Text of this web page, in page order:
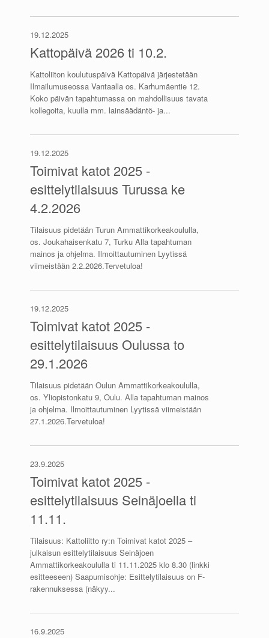
19.12.2025
Kattopäivä 2026 ti 10.2.
Kattoliiton koulutuspäivä Kattopäivä järjestetään
Ilmailumuseossa Vantaalla os. Karhumäentie 12.
Koko päivän tapahtumassa on mahdollisuus tavata
kollegoita, kuulla mm. lainsäädäntö- ja...
19.12.2025
Toimivat katot 2025 -
esittelytilaisuus Turussa ke
4.2.2026
Tilaisuus pidetään Turun Ammattikorkeakoululla,
os. Joukahaisenkatu 7, Turku Alla tapahtuman
mainos ja ohjelma. Ilmoittautuminen Lyytissä
viimeistään 2.2.2026.Tervetuloa!
19.12.2025
Toimivat katot 2025 -
esittelytilaisuus Oulussa to
29.1.2026
Tilaisuus pidetään Oulun Ammattikorkeakoululla,
os. Yliopistonkatu 9, Oulu. Alla tapahtuman mainos
ja ohjelma. Ilmoittautuminen Lyytissä viimeistään
27.1.2026.Tervetuloa!
23.9.2025
Toimivat katot 2025 -
esittelytilaisuus Seinäjoella ti
11.11.
Tilaisuus: Kattoliitto ry:n Toimivat katot 2025 –
julkaisun esittelytilaisuus Seinäjoen
Ammattikorkeakoululla ti 11.11.2025 klo 8.30 (linkki
esitteeseen) Saapumisohje: Esittelytilaisuus on F-
rakennuksessa (näkyy...
16.9.2025